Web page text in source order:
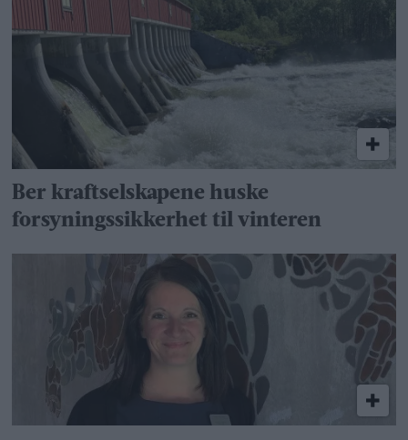
Ber kraftselskapene huske
forsyningssikkerhet til vinteren